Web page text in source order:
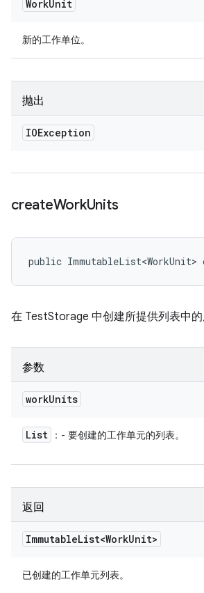
WorkUnit
新的工作单位。
抛出
IOException
createWorkUnits
public
在 TestStorage 中创建所提供列表中的
参数
workUnits
List ：- 要创建的工作单元的列表。
返回
ImmutableList<WorkUnit>
已创建的工作单元列表。